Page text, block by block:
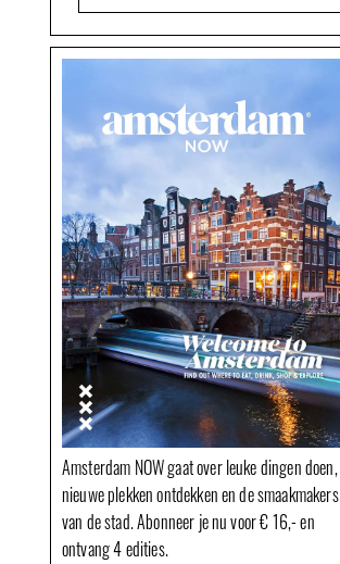
Amsterdam NOW gaat over leuke dingen doen,
nieuwe plekken ontdekken en de smaakmakers
van de stad. Abonneer je nu voor € 16,- en
ontvang 4 edities.